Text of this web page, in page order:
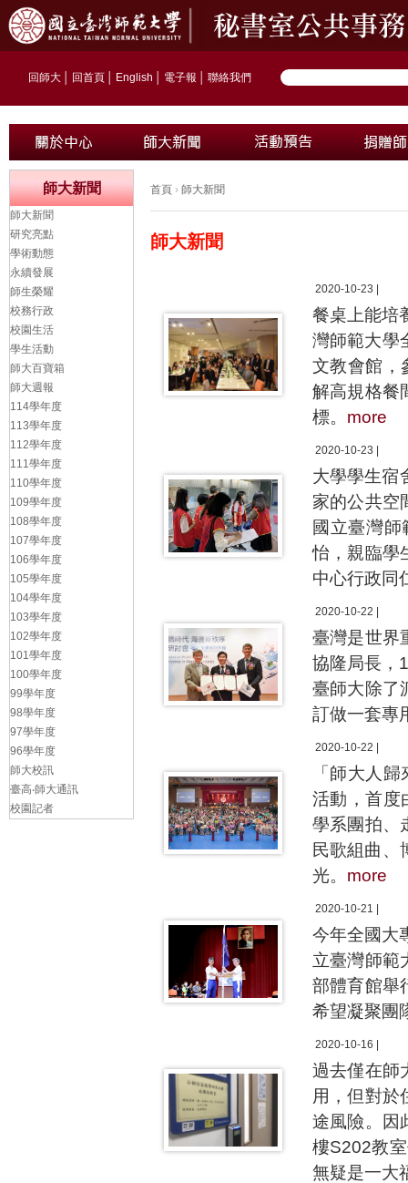
回師大 回首頁 English 電子報 聯絡我們
首頁 › 師大新聞
師大新聞
2020-10-23 |
餐桌上能培
灣師範大學
文教會館，
解高規格餐
標。 more
2020-10-23 |
大學學生宿
家的公共空
國立臺灣
怡，親臨學
中心行政同
2020-10-22 |
臺灣是世界
協隆局長，
臺師大除了
訂做一套專
2020-10-22 |
「師大人
活動，首度
學系團拍、
民歌組曲、
光。 more
2020-10-21 |
今年全國大
立臺灣師範
部體育館舉
希望凝聚團
2020-10-16 |
過去僅在師
用，但對於
途風險。因
樓S202教
無疑是一大
師大新聞
師大新聞
研究亮點
學術動態
永續發展
師生榮耀
校務行政
校園生活
學生活動
師大百寶箱
師大週報
114學年度
113學年度
112學年度
111學年度
110學年度
109學年度
108學年度
107學年度
106學年度
105學年度
104學年度
103學年度
102學年度
101學年度
100學年度
99學年度
98學年度
97學年度
96學年度
師大校訊
臺高‧師大通訊
校園記者